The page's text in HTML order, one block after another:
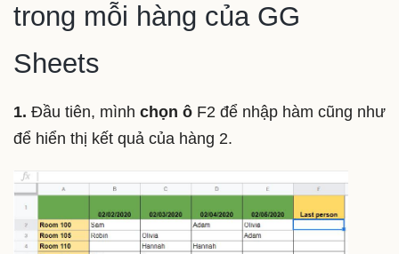
trong mỗi hàng của GG
Sheets
1. Đầu tiên, mình chọn ô F2 để nhập hàm cũng như
để hiển thị kết quả của hàng 2.